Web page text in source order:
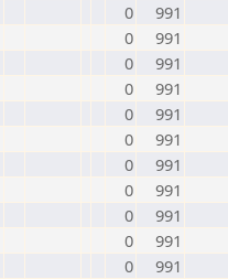
0
991
0
991
0
991
0
991
0
991
0
991
0
991
0
991
0
991
0
991
0
991